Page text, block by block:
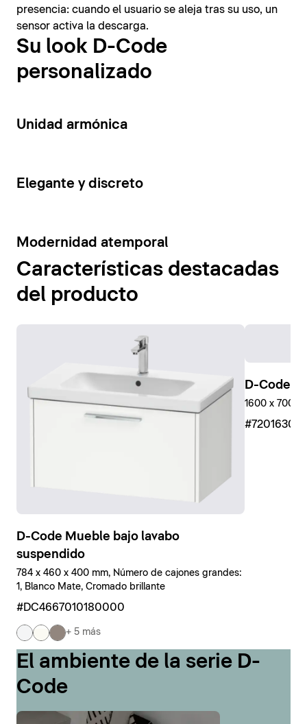
presencia: cuando el usuario se aleja tras su uso, un
sensor activa la descarga.
Su look D-Code
personalizado
14
Unidad armónica
15
Elegante y discreto
10
Modernidad atemporal
Características destacadas
del producto
D-Code Mueble bajo lavabo
suspendido
784 x 460 x 400 mm, Número de cajones grandes:
1, Blanco Mate, Cromado brillante
#DC4667010180000
+ 5 más
D-Code
1600 x 700
El ambiente de la serie D-
Code